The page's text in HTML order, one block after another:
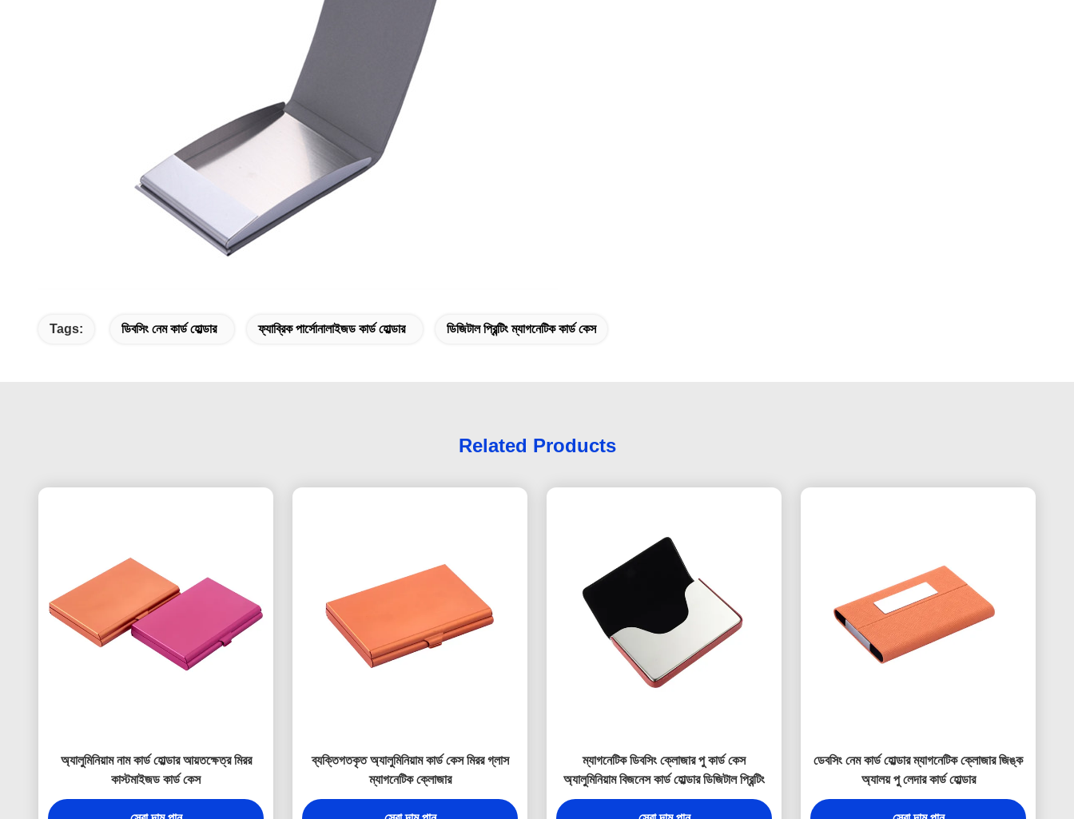
Tags: ডিবসিং নেম কার্ড হোল্ডার ফ্যাব্রিক পার্সোনালাইজড কার্ড হোল্ডার ডিজিটাল প্রিন্টিং ম্যাগনেটিক কার্ড কেস
Related Products
অ্যালুমিনিয়াম নাম কার্ড হোল্ডার আয়তক্ষেত্র মিরর
কাস্টমাইজড কার্ড কেস
ব্যক্তিগতকৃত অ্যালুমিনিয়াম কার্ড কেস মিরর গ্লাস
ম্যাগনেটিক ক্লোজার
ম্যাগনেটিক ডিবসিং ক্লোজার পু কার্ড কেস
অ্যালুমিনিয়াম বিজনেস কার্ড হোল্ডার ডিজিটাল প্রিন্টিং
ডেবসিং নেম কার্ড হোল্ডার ম্যাগনেটিক ক্লোজার জিঙ্ক
অ্যালয় পু লেদার কার্ড হোল্ডার